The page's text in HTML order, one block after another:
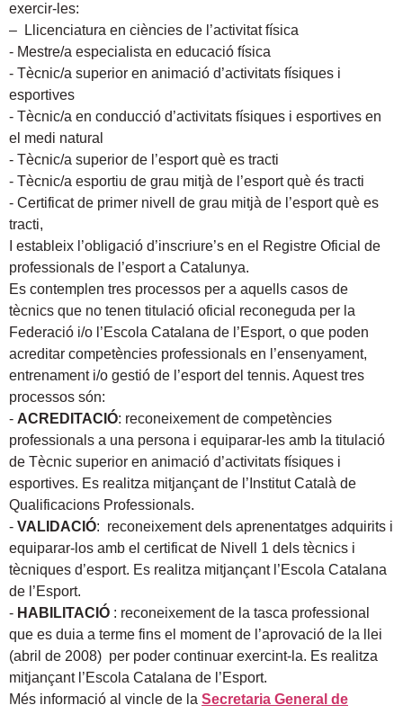
exercir‐les:
– Llicenciatura en ciències de l’activitat física
‐ Mestre/a especialista en educació física
‐ Tècnic/a superior en animació d’activitats físiques i
esportives
‐ Tècnic/a en conducció d’activitats físiques i esportives en
el medi natural
‐ Tècnic/a superior de l’esport què es tracti
‐ Tècnic/a esportiu de grau mitjà de l’esport què és tracti
‐ Certificat de primer nivell de grau mitjà de l’esport què es
tracti,
I estableix l’obligació d’inscriure’s en el Registre Oficial de
professionals de l’esport a Catalunya.
Es contemplen tres processos per a aquells casos de
tècnics que no tenen titulació oficial reconeguda per la
Federació i/o l’Escola Catalana de l’Esport, o que poden
acreditar competències professionals en l’ensenyament,
entrenament i/o gestió de l’esport del tennis. Aquest tres
processos són:
‐ ACREDITACIÓ: reconeixement de competències
professionals a una persona i equiparar‐les amb la titulació
de Tècnic superior en animació d’activitats físiques i
esportives. Es realitza mitjançant de l’Institut Català de
Qualificacions Professionals.
‐ VALIDACIÓ: reconeixement dels aprenentatges adquirits i
equiparar-los amb el certificat de Nivell 1 dels tècnics i
tècniques d’esport. Es realitza mitjançant l’Escola Catalana
de l’Esport.
‐ HABILITACIÓ : reconeixement de la tasca professional
que es duia a terme fins el moment de l’aprovació de la llei
(abril de 2008) per poder continuar exercint‐la. Es realitza
mitjançant l’Escola Catalana de l’Esport.
Més informació al vincle de la Secretaria General de